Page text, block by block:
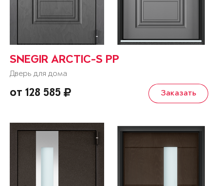
SNEGIR ARCTIC-S PP
Дверь для дома
от 128 585 Заказать